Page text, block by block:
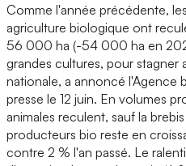
Comme l'année précédente,
agriculture biologique ont
56 000 ha (-54 000 ha en
grandes cultures, pour stagner
nationale, a annoncé l'Agence
presse le 12 juin. En volumes
animales reculent, sauf la
producteurs bio reste en
contre 2 % l'an passé. Le